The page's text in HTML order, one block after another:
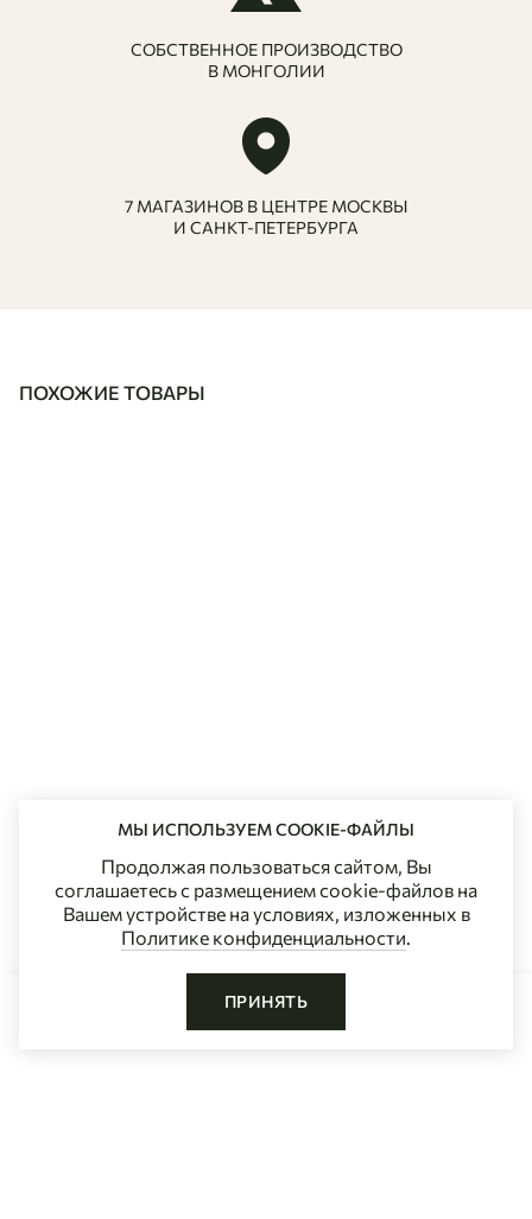
СОБСТВЕННОЕ ПРОИЗВОДСТВО
В МОНГОЛИИ
7 МАГАЗИНОВ В ЦЕНТРЕ МОСКВЫ
И САНКТ-ПЕТЕРБУРГА
ПОХОЖИЕ ТОВАРЫ
МЫ ИСПОЛЬЗУЕМ COOKIE-ФАЙЛЫ
Продолжая пользоваться сайтом, Вы
соглашаетесь с размещением cookie-файлов на
Вашем устройстве на условиях, изложенных в
Политике конфиденциальности.
ПРИНЯТЬ